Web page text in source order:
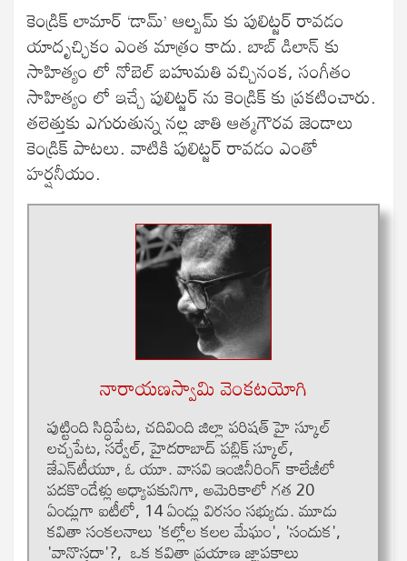
కెండ్రిక్ లామార్ ‘డామ్’ ఆల్బమ్ కు పులిట్జర్ రావడం
యాదృచ్ఛికం ఎంత మాత్రం కాదు. బాబ్ డిలాన్ కు
సాహిత్యం లో నోబెల్ బహుమతి వచ్చినంక, సంగీతం
సాహిత్యం లో ఇచ్చే పులిట్జర్ ను కెండ్రిక్ కు ప్రకటించారు.
తలెత్తుకు ఎగురుతున్న నల్ల జాతి ఆత్మగౌరవ జెండాలు
కెండ్రిక్ పాటలు. వాటికి పులిట్జర్ రావడం ఎంతో
హర్షనీయం.
నారాయణస్వామి వెంకటయోగి
పుట్టింది సిద్ధిపేట‌, చదివింది జిల్లా ప‌రిష‌త్‌ హై స్కూల్
లచ్చపేట, స‌ర్వేల్‌, హైద‌రాబాద్‌ పబ్లిక్ స్కూల్,
జేఎన్‌టీయూ, ఓ యూ. వాసవి ఇంజినీరింగ్ కాలేజీలో
పదకొండేళ్లు అధ్యాపకునిగా, అమెరికాలో గత 20
ఏండ్లుగా ఐటీలో, 14 ఏండ్లు విరసం సభ్యుడు. మూడు
కవితా సంకలనాలు 'కల్లోల కలల మేఘం', 'సందుక',
'వానొస్తదా'?, ఒక కవితా ప్రయాణ జ్ఞాపకాలు